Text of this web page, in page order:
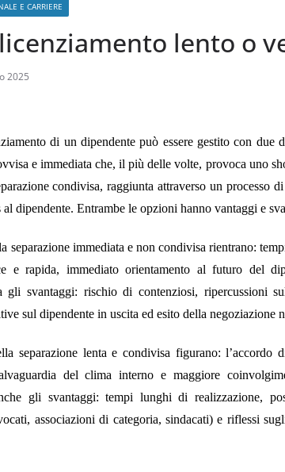
E CARRIERE
lento o
2025
di un dipendente può essere gestito con due
e immediata che, il più delle volte, provoca uno
condivisa, raggiunta attraverso un processo
al dipendente. Entrambe le opzioni hanno vantaggi e
separazione immediata e non condivisa rientrano:
e rapida, immediato orientamento al futuro del
gli svantaggi: rischio di contenziosi, ripercussioni
sul dipendente in uscita ed esito della negoziazione
separazione lenta e condivisa figurano: l’accordo
del clima interno e maggiore
gli svantaggi: tempi lunghi di realizzazione,
associazioni di categoria, sindacati) e riflessi